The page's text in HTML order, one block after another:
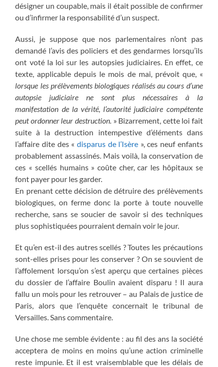
désigner un coupable, mais il était possible de confirmer
ou d’infirmer la responsabilité d’un suspect.
Aussi, je suppose que nos parlementaires n’ont pas
demandé l’avis des policiers et des gendarmes lorsqu’ils
ont voté la loi sur les autopsies judiciaires. En effet, ce
texte, applicable depuis le mois de mai, prévoit que, «
lorsque les prélèvements biologiques réalisés au cours d’une
autopsie judiciaire ne sont plus nécessaires à la
manifestation de la vérité, l’autorité judiciaire compétente
peut ordonner leur destruction. » Bizarrement, cette loi fait
suite à la destruction intempestive d’éléments dans
l’affaire dite des « disparus de l’Isère », ces neuf enfants
probablement assassinés. Mais voilà, la conservation de
ces « scellés humains » coûte cher, car les hôpitaux se
font payer pour les garder.
En prenant cette décision de détruire des prélèvements
biologiques, on ferme donc la porte à toute nouvelle
recherche, sans se soucier de savoir si des techniques
plus sophistiquées pourraient demain voir le jour.
Et qu’en est-il des autres scellés ? Toutes les précautions
sont-elles prises pour les conserver ? On se souvient de
l’affolement lorsqu’on s’est aperçu que certaines pièces
du dossier de l’affaire Boulin avaient disparu ! Il aura
fallu un mois pour les retrouver – au Palais de justice de
Paris, alors que l’enquête concernait le tribunal de
Versailles. Sans commentaire.
Une chose me semble évidente : au fil des ans la société
acceptera de moins en moins qu’une action criminelle
reste impunie. Et il est vraisemblable que les délais de